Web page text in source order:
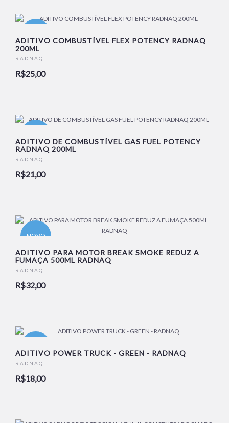
ADITIVO COMBUSTÍVEL FLEX POTENCY RADNAQ
200ML
RADNAQ
R$25,00
ADITIVO DE COMBUSTÍVEL GAS FUEL POTENCY
RADNAQ 200ML
RADNAQ
R$21,00
NOVO
ADITIVO PARA MOTOR BREAK SMOKE REDUZ A
FUMAÇA 500ML RADNAQ
RADNAQ
R$32,00
ADITIVO POWER TRUCK - GREEN - RADNAQ
RADNAQ
R$18,00